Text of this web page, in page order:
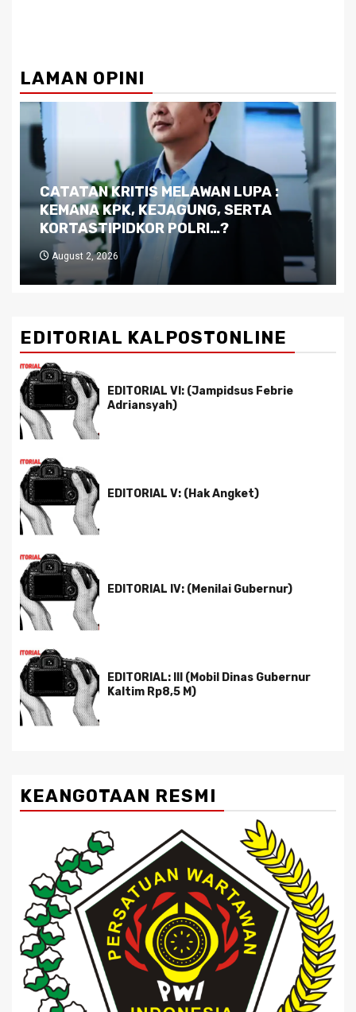
LAMAN OPINI
Dilema Kaltim di Tengah Krisis:
Kutukan Sumber Daya Alam dan
Pemimpin yang Tak Kreatif
July 29, 2026
EDITORIAL KALPOSTONLINE
EDITORIAL VI: (Jampidsus Febrie
Adriansyah)
EDITORIAL V: (Hak Angket)
EDITORIAL IV: (Menilai Gubernur)
EDITORIAL: III (Mobil Dinas Gubernur
Kaltim Rp8,5 M)
KEANGOTAAN RESMI